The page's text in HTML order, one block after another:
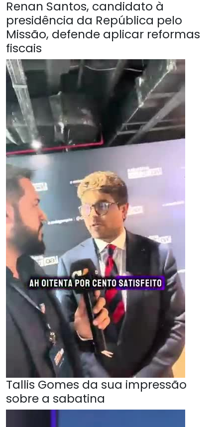
Renan Santos, candidato à
presidência da República pelo
Missão, defende aplicar reformas
fiscais
Tallis Gomes da sua impressão
sobre a sabatina